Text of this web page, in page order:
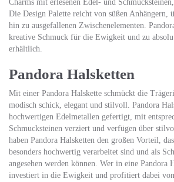
Charms mit erlesenen Edel- und
Die Design Palette reicht von süßen Anhängern,
hin zu ausgefallenen Zwischenelementen.
kreative Schmuck für die Ewigkeit und zu
erhältlich.
Pandora Halsketten
Mit einer Pandora Halskette schmückt die
modisch schick, elegant und stilvoll. Pandora
hochwertigen Edelmetallen gefertigt, mit
Schmucksteinen verziert und verfügen über
haben Pandora Halsketten den großen Vorteil,
besonders hochwertig verarbeitet sind und als
angesehen werden können. Wer in eine Pandora
investiert in die Ewigkeit und profitiert dabei